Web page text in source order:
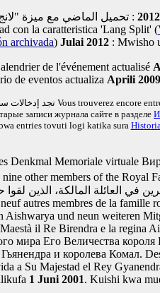
: تحميل الماضي مع ميزة
con la caratteristica 'Lang Split' (
archivada) Julai 2012 : Mwisho
de l'événement actualisé
de eventos actualiza Aprili 2009
تجد إدخالات Vous trouverez encore
записи журнала сайте в разделе
entries tovuti logi katika sura Historia
Denkmal Memoriale virtuale
other members of the Royal
في العائلة المالكة، الذين
autres membres de la famille
und neun weiteren
il Re Birendra e la regina
мира Его Величества
и королева Комал.
a Su Majestad el Rey
1 Juni 2001. Kuishi kwa